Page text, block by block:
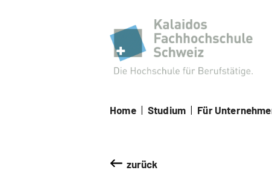
Home | Studium | Für
zurück